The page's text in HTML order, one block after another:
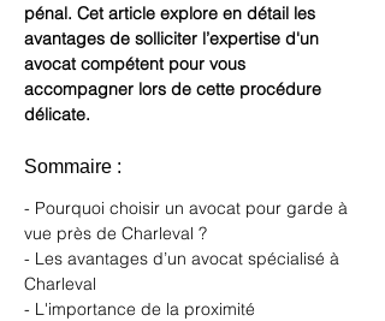
pénal. Cet article explore en détail les
avantages de solliciter l’expertise d'un
avocat compétent pour vous
accompagner lors de cette procédure
délicate.
Sommaire :
- Pourquoi choisir un avocat pour garde à
vue près de Charleval ?
- Les avantages d’un avocat spécialisé à
Charleval
- L'importance de la proximité